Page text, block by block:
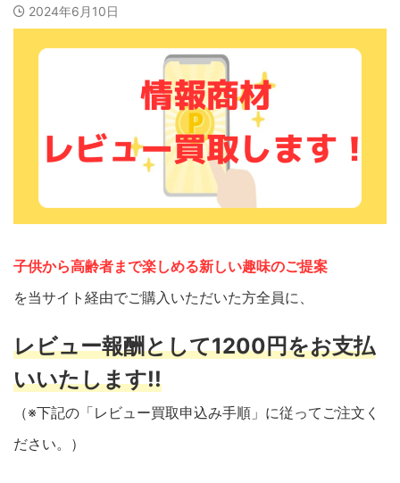
2024年6月10日
子供から高齢者まで楽しめる新しい趣味のご提案
を当サイト経由でご購入いただいた方全員に、
レビュー報酬として1200円をお支払
いいたします!!
（※下記の「レビュー買取申込み手順」に従ってご注文く
ださい。）